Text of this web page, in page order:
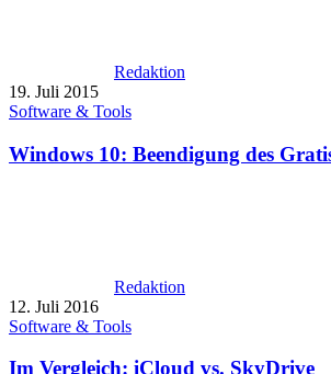
Redaktion
19. Juli 2015
Software & Tools
Windows 10: Beendigung des
Redaktion
12. Juli 2016
Software & Tools
Im Vergleich: iCloud vs. SkyDrive